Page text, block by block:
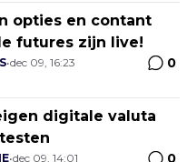
opties en contant
futures zijn live!
•dec 09, 16:23 0
digitale valuta
•dec 09, 14:01 0